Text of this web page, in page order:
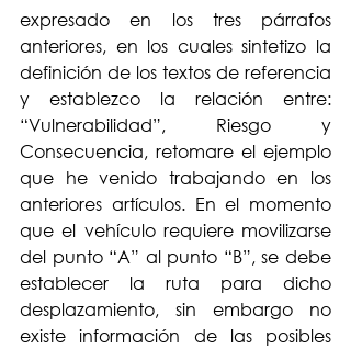
expresado en los tres párrafos
anteriores, en los cuales sintetizo la
definición de los textos de referencia
y establezco la relación entre:
“Vulnerabilidad”, Riesgo y
Consecuencia, retomare el ejemplo
que he venido trabajando en los
anteriores artículos. En el momento
que el vehículo requiere movilizarse
del punto “A” al punto “B”, se debe
establecer la ruta para dicho
desplazamiento, sin embargo no
existe información de las posibles